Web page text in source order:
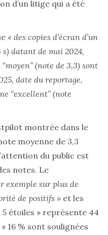
d’un litige qui a été
« des copies d’écran d’un
datant de mai 2024,
(note de 3,3) sont
date du reportage,
“excellent” (note
montrée dans le
moyenne de 3,3
du public est
notes. Le
exemple sur plus de
de positifs » et les
étoiles » représente 44
16 % sont soulignées